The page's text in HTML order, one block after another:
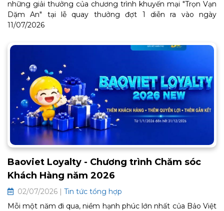
những giải thưởng của chương trình khuyến mại "Trọn Vạn
Dặm An" tại lễ quay thưởng đợt 1 diễn ra vào ngày
11/07/2026
Baoviet Loyalty - Chương trình Chăm sóc
Khách Hàng năm 2026
02/07/2026 | Tin tức tổng hợp
Mỗi một năm đi qua, niềm hạnh phúc lớn nhất của Bảo Việt